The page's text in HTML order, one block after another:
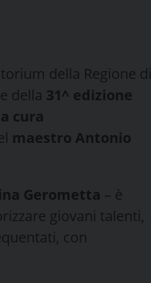
della Regione di
della 31^ edizione
cura
maestro Antonio
Gerometta – è
giovani talenti,
con